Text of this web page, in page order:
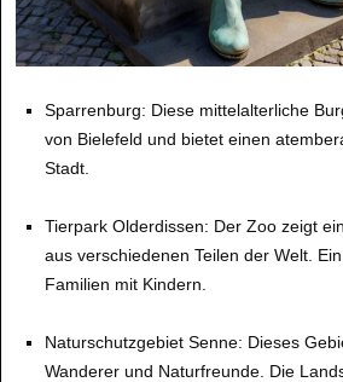
Sparrenburg: Diese mittelalterliche
von Bielefeld und bietet einen
Stadt.
Tierpark Olderdissen: Der Zoo zeigt
aus verschiedenen Teilen der Welt.
Familien mit Kindern.
Naturschutzgebiet Senne: Dieses
Wanderer und Naturfreunde. Die